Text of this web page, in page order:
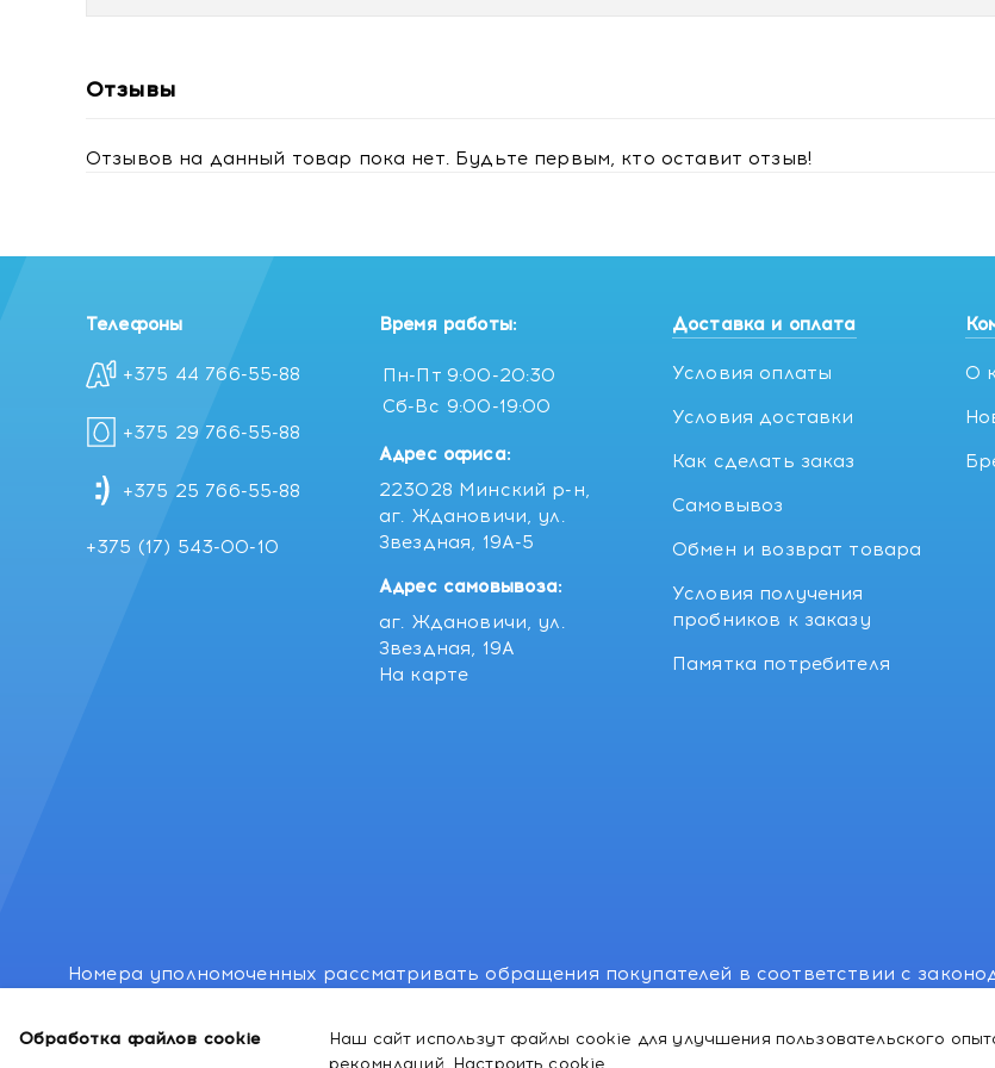
Отзывы
Отзывов на данный товар пока нет. Будьте первым, кто оставит отзыв!
Обработка файлов cookie
Наш сайт использут файлы cookie для улучшения пользовательского
рекомндаций. Настроить cookie
Телефоны
+375 44 766-55-88
+375 29 766-55-88
+375 25 766-55-88
+375 (17) 543-00-10
Время работы:
Пн-Пт 9:00-20:30
Сб-Вс 9:00-19:00
Адрес офиса:
223028 Минский р-н,
аг. Ждановичи, ул.
Звездная, 19А-5
Адрес самовывоза:
аг. Ждановичи, ул.
Звездная, 19А
На карте
Доставка и оплата
Условия оплаты
Условия доставки
Как сделать заказ
Самовывоз
Обмен и возврат товара
Условия получения
пробников к заказу
Памятка потребителя
О
Номера уполномоченных рассматривать обращения покупателей в соответствии с
Номер и адрес электронной почты лица, уполномоченного рассматривать обращения